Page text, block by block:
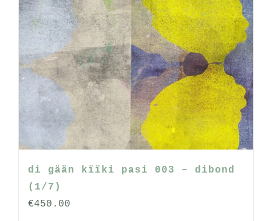
di gään kïïki pasi 003 – dibond
(1/7)
€450.00